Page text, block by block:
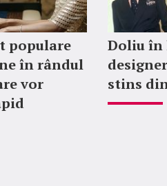
populare
în rândul
vor
Doliu în
stins